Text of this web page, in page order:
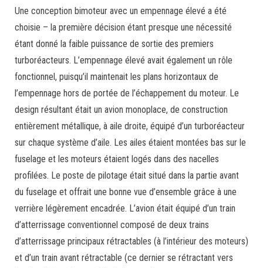
Une conception bimoteur avec un empennage élevé a été
choisie – la première décision étant presque une nécessité
étant donné la faible puissance de sortie des premiers
turboréacteurs. L’empennage élevé avait également un rôle
fonctionnel, puisqu’il maintenait les plans horizontaux de
l’empennage hors de portée de l’échappement du moteur. Le
design résultant était un avion monoplace, de construction
entièrement métallique, à aile droite, équipé d’un turboréacteur
sur chaque système d’aile. Les ailes étaient montées bas sur le
fuselage et les moteurs étaient logés dans des nacelles
profilées. Le poste de pilotage était situé dans la partie avant
du fuselage et offrait une bonne vue d’ensemble grâce à une
verrière légèrement encadrée. L’avion était équipé d’un train
d’atterrissage conventionnel composé de deux trains
d’atterrissage principaux rétractables (à l’intérieur des moteurs)
et d’un train avant rétractable (ce dernier se rétractant vers